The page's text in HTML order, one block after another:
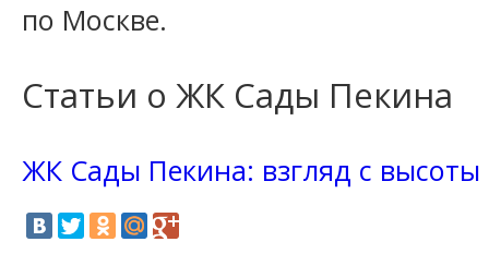
по Москве.
Статьи о ЖК Сады Пекина
ЖК Сады Пекина: взгляд с высоты